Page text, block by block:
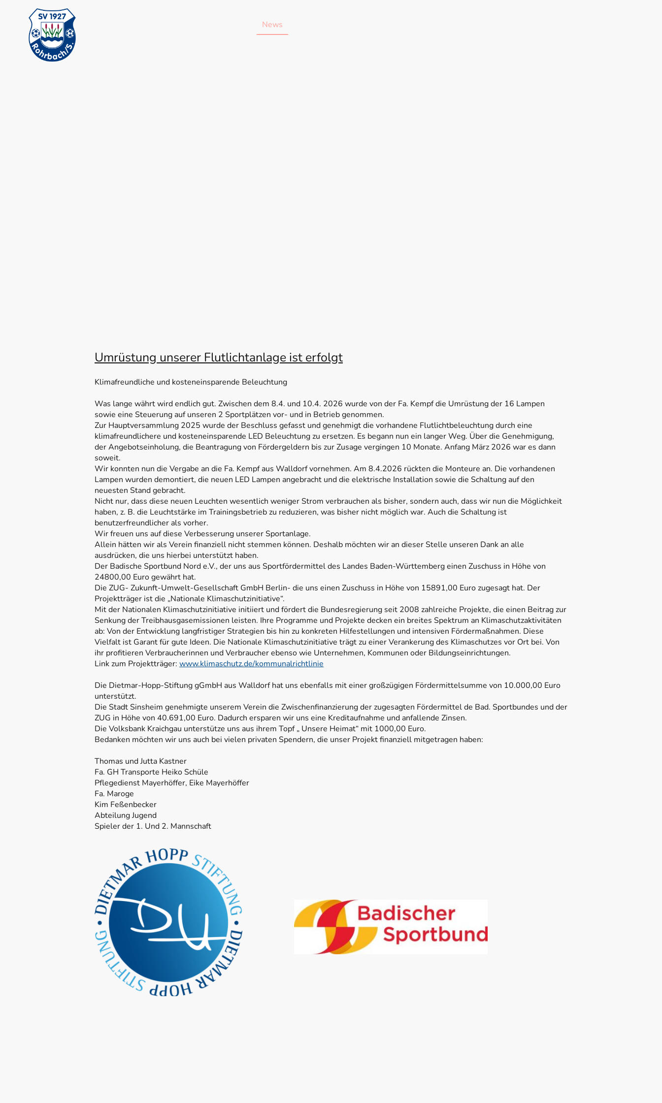
News
Umrüstung unserer Flutlichtanlage ist erfolgt
Klimafreundliche und kosteneinsparende Beleuchtung
Was lange währt wird endlich gut. Zwischen dem 8.4. und 10.4. 2026 wurde von der Fa. Kempf die Umrüstung der 16 Lampen
sowie eine Steuerung auf unseren 2 Sportplätzen vor- und in Betrieb genommen.
Zur Hauptversammlung 2025 wurde der Beschluss gefasst und genehmigt die vorhandene Flutlichtbeleuchtung durch eine
klimafreundlichere und kosteneinsparende LED Beleuchtung zu ersetzen. Es begann nun ein langer Weg. Über die Genehmigung,
der Angebotseinholung, die Beantragung von Fördergeldern bis zur Zusage vergingen 10 Monate. Anfang März 2026 war es dann
soweit.
Wir konnten nun die Vergabe an die Fa. Kempf aus Walldorf vornehmen. Am 8.4.2026 rückten die Monteure an. Die vorhandenen
Lampen wurden demontiert, die neuen LED Lampen angebracht und die elektrische Installation sowie die Schaltung auf den
neuesten Stand gebracht.
Nicht nur, dass diese neuen Leuchten wesentlich weniger Strom verbrauchen als bisher, sondern auch, dass wir nun die Möglichkeit
haben, z. B. die Leuchtstärke im Trainingsbetrieb zu reduzieren, was bisher nicht möglich war. Auch die Schaltung ist
benutzerfreundlicher als vorher.
Wir freuen uns auf diese Verbesserung unserer Sportanlage.
Allein hätten wir als Verein finanziell nicht stemmen können. Deshalb möchten wir an dieser Stelle unseren Dank an alle
ausdrücken, die uns hierbei unterstützt haben.
Der Badische Sportbund Nord e.V., der uns aus Sportfördermittel des Landes Baden-Württemberg einen Zuschuss in Höhe von
24800,00 Euro gewährt hat.
Die ZUG- Zukunft-Umwelt-Gesellschaft GmbH Berlin- die uns einen Zuschuss in Höhe von 15891,00 Euro zugesagt hat. Der
Projektträger ist die „Nationale Klimaschutzinitiative“.
Mit der Nationalen Klimaschutzinitiative initiiert und fördert die Bundesregierung seit 2008 zahlreiche Projekte, die einen Beitrag zur
Senkung der Treibhausgasemissionen leisten. Ihre Programme und Projekte decken ein breites Spektrum an Klimaschutzaktivitäten
ab: Von der Entwicklung langfristiger Strategien bis hin zu konkreten Hilfestellungen und intensiven Fördermaßnahmen. Diese
Vielfalt ist Garant für gute Ideen. Die Nationale Klimaschutzinitiative trägt zu einer Verankerung des Klimaschutzes vor Ort bei. Von
ihr profitieren Verbraucherinnen und Verbraucher ebenso wie Unternehmen, Kommunen oder Bildungseinrichtungen.
Link zum Projektträger: www.klimaschutz.de/kommunalrichtlinie
Die Dietmar-Hopp-Stiftung gGmbH aus Walldorf hat uns ebenfalls mit einer großzügigen Fördermittelsumme von 10.000,00 Euro
unterstützt.
Die Stadt Sinsheim genehmigte unserem Verein die Zwischenfinanzierung der zugesagten Fördermittel de Bad. Sportbundes und der
ZUG in Höhe von 40.691,00 Euro. Dadurch ersparen wir uns eine Kreditaufnahme und anfallende Zinsen.
Die Volksbank Kraichgau unterstütze uns aus ihrem Topf „ Unsere Heimat“ mit 1000,00 Euro.
Bedanken möchten wir uns auch bei vielen privaten Spendern, die unser Projekt finanziell mitgetragen haben:
Thomas und Jutta Kastner
Fa. GH Transporte Heiko Schüle
Pflegedienst Mayerhöffer, Eike Mayerhöffer
Fa. Maroge
Kim Feßenbecker
Abteilung Jugend
Spieler der 1. Und 2. Mannschaft